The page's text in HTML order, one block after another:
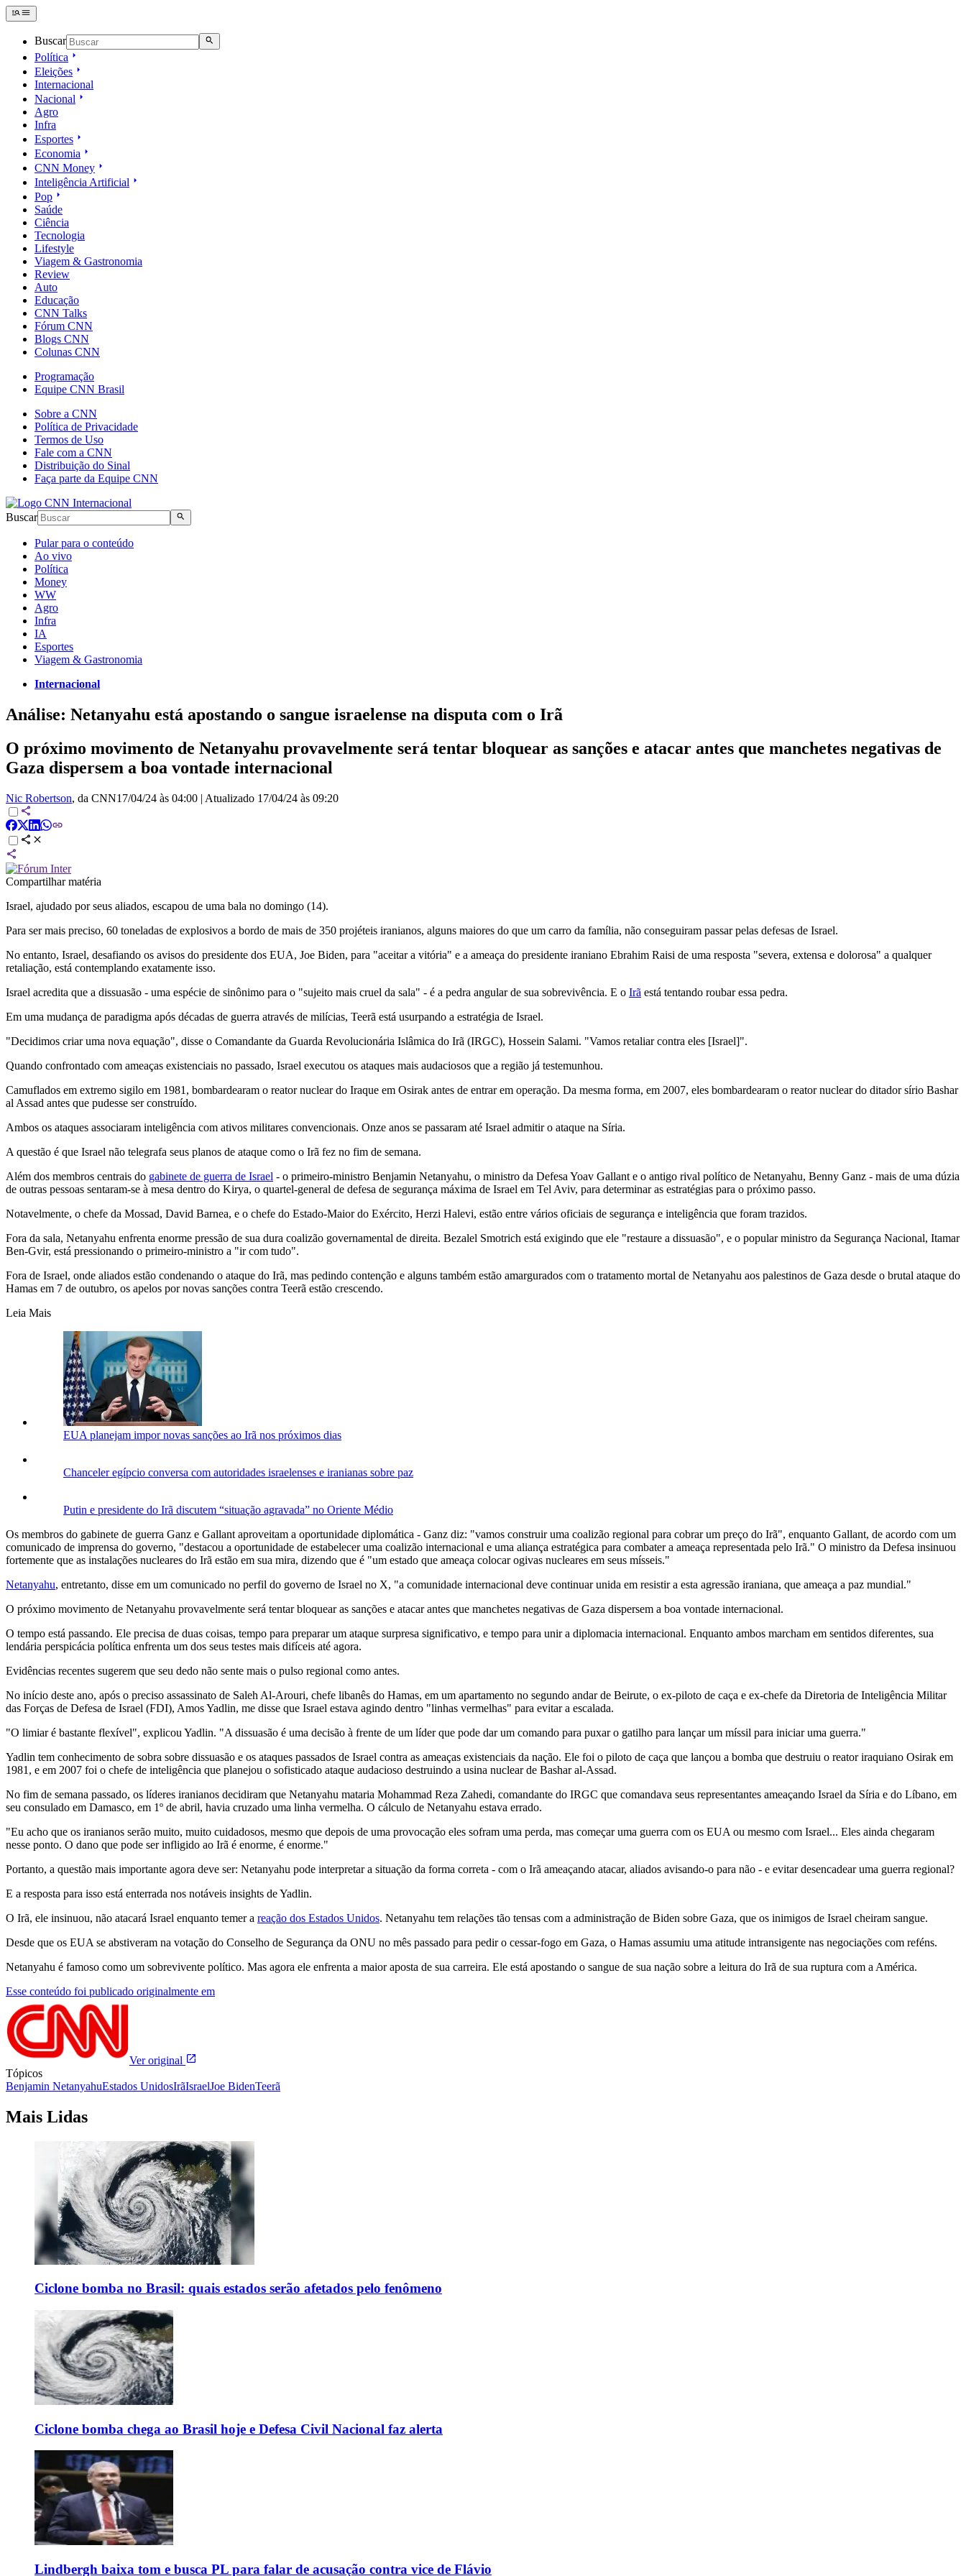
Buscar
Política
Eleições
Internacional
Nacional
Agro
Infra
Esportes
Economia
CNN Money
Inteligência Artificial
Pop
Saúde
Ciência
Tecnologia
Lifestyle
Viagem & Gastronomia
Review
Auto
Educação
CNN Talks
Fórum CNN
Blogs CNN
Colunas CNN
Programação
Equipe CNN Brasil
Sobre a CNN
Política de Privacidade
Termos de Uso
Fale com a CNN
Distribuição do Sinal
Faça parte da Equipe CNN
Buscar
Pular para o conteúdo
Ao vivo
Política
Money
WW
Agro
Infra
IA
Esportes
Viagem & Gastronomia
Internacional
Análise: Netanyahu está apostando o sangue israelense na disputa com o Irã
O próximo movimento de Netanyahu provavelmente será tentar bloquear as sanções e atacar antes que manchetes negativas de
Gaza dispersem a boa vontade internacional
Nic Robertson, da CNN17/04/24 às 04:00 | Atualizado 17/04/24 às 09:20
Compartilhar matéria
Israel, ajudado por seus aliados, escapou de uma bala no domingo (14).
Para ser mais preciso, 60 toneladas de explosivos a bordo de mais de 350 projéteis iranianos, alguns maiores do que um carro da família, não conseguiram passar pelas defesas de Israel.
No entanto, Israel, desafiando os avisos do presidente dos EUA, Joe Biden, para "aceitar a vitória" e a ameaça do presidente iraniano Ebrahim Raisi de uma resposta "severa, extensa e dolorosa" a qualquer
retaliação, está contemplando exatamente isso.
Israel acredita que a dissuasão - uma espécie de sinônimo para o "sujeito mais cruel da sala" - é a pedra angular de sua sobrevivência. E o Irã está tentando roubar essa pedra.
Em uma mudança de paradigma após décadas de guerra através de milícias, Teerã está usurpando a estratégia de Israel.
"Decidimos criar uma nova equação", disse o Comandante da Guarda Revolucionária Islâmica do Irã (IRGC), Hossein Salami. "Vamos retaliar contra eles [Israel]".
Quando confrontado com ameaças existenciais no passado, Israel executou os ataques mais audaciosos que a região já testemunhou.
Camuflados em extremo sigilo em 1981, bombardearam o reator nuclear do Iraque em Osirak antes de entrar em operação. Da mesma forma, em 2007, eles bombardearam o reator nuclear do ditador sírio Bashar
al Assad antes que pudesse ser construído.
Ambos os ataques associaram inteligência com ativos militares convencionais. Onze anos se passaram até Israel admitir o ataque na Síria.
A questão é que Israel não telegrafa seus planos de ataque como o Irã fez no fim de semana.
Além dos membros centrais do gabinete de guerra de Israel - o primeiro-ministro Benjamin Netanyahu, o ministro da Defesa Yoav Gallant e o antigo rival político de Netanyahu, Benny Ganz - mais de uma dúzia
de outras pessoas sentaram-se à mesa dentro do Kirya, o quartel-general de defesa de segurança máxima de Israel em Tel Aviv, para determinar as estratégias para o próximo passo.
Notavelmente, o chefe da Mossad, David Barnea, e o chefe do Estado-Maior do Exército, Herzi Halevi, estão entre vários oficiais de segurança e inteligência que foram trazidos.
Fora da sala, Netanyahu enfrenta enorme pressão de sua dura coalizão governamental de direita. Bezalel Smotrich está exigindo que ele "restaure a dissuasão", e o popular ministro da Segurança Nacional, Itamar
Ben-Gvir, está pressionando o primeiro-ministro a "ir com tudo".
Fora de Israel, onde aliados estão condenando o ataque do Irã, mas pedindo contenção e alguns também estão amargurados com o tratamento mortal de Netanyahu aos palestinos de Gaza desde o brutal ataque do
Hamas em 7 de outubro, os apelos por novas sanções contra Teerã estão crescendo.
Leia Mais
EUA planejam impor novas sanções ao Irã nos próximos dias
Chanceler egípcio conversa com autoridades israelenses e iranianas sobre paz
Putin e presidente do Irã discutem “situação agravada” no Oriente Médio
Os membros do gabinete de guerra Ganz e Gallant aproveitam a oportunidade diplomática - Ganz diz: "vamos construir uma coalizão regional para cobrar um preço do Irã", enquanto Gallant, de acordo com um
comunicado de imprensa do governo, "destacou a oportunidade de estabelecer uma coalizão internacional e uma aliança estratégica para combater a ameaça representada pelo Irã." O ministro da Defesa insinuou
fortemente que as instalações nucleares do Irã estão em sua mira, dizendo que é "um estado que ameaça colocar ogivas nucleares em seus mísseis."
Netanyahu, entretanto, disse em um comunicado no perfil do governo de Israel no X, "a comunidade internacional deve continuar unida em resistir a esta agressão iraniana, que ameaça a paz mundial."
O próximo movimento de Netanyahu provavelmente será tentar bloquear as sanções e atacar antes que manchetes negativas de Gaza dispersem a boa vontade internacional.
O tempo está passando. Ele precisa de duas coisas, tempo para preparar um ataque surpresa significativo, e tempo para unir a diplomacia internacional. Enquanto ambos marcham em sentidos diferentes, sua
lendária perspicácia política enfrenta um dos seus testes mais difíceis até agora.
Evidências recentes sugerem que seu dedo não sente mais o pulso regional como antes.
No início deste ano, após o preciso assassinato de Saleh Al-Arouri, chefe libanês do Hamas, em um apartamento no segundo andar de Beirute, o ex-piloto de caça e ex-chefe da Diretoria de Inteligência Militar
das Forças de Defesa de Israel (FDI), Amos Yadlin, me disse que Israel estava agindo dentro "linhas vermelhas" para evitar a escalada.
"O limiar é bastante flexível", explicou Yadlin. "A dissuasão é uma decisão à frente de um líder que pode dar um comando para puxar o gatilho para lançar um míssil para iniciar uma guerra."
Yadlin tem conhecimento de sobra sobre dissuasão e os ataques passados de Israel contra as ameaças existenciais da nação. Ele foi o piloto de caça que lançou a bomba que destruiu o reator iraquiano Osirak em
1981, e em 2007 foi o chefe de inteligência que planejou o sofisticado ataque audacioso destruindo a usina nuclear de Bashar al-Assad.
No fim de semana passado, os líderes iranianos decidiram que Netanyahu mataria Mohammad Reza Zahedi, comandante do IRGC que comandava seus representantes ameaçando Israel da Síria e do Líbano, em
seu consulado em Damasco, em 1º de abril, havia cruzado uma linha vermelha. O cálculo de Netanyahu estava errado.
"Eu acho que os iranianos serão muito, muito cuidadosos, mesmo que depois de uma provocação eles sofram uma perda, mas começar uma guerra com os EUA ou mesmo com Israel... Eles ainda chegaram
nesse ponto. O dano que pode ser infligido ao Irã é enorme, é enorme."
Portanto, a questão mais importante agora deve ser: Netanyahu pode interpretar a situação da forma correta - com o Irã ameaçando atacar, aliados avisando-o para não - e evitar desencadear uma guerra regional?
E a resposta para isso está enterrada nos notáveis insights de Yadlin.
O Irã, ele insinuou, não atacará Israel enquanto temer a reação dos Estados Unidos. Netanyahu tem relações tão tensas com a administração de Biden sobre Gaza, que os inimigos de Israel cheiram sangue.
Desde que os EUA se abstiveram na votação do Conselho de Segurança da ONU no mês passado para pedir o cessar-fogo em Gaza, o Hamas assumiu uma atitude intransigente nas negociações com reféns.
Netanyahu é famoso como um sobrevivente político. Mas agora ele enfrenta a maior aposta de sua carreira. Ele está apostando o sangue de sua nação sobre a leitura do Irã de sua ruptura com a América.
Esse conteúdo foi publicado originalmente em
Ver original
Tópicos
Benjamin NetanyahuEstados UnidosIrãIsraelJoe BidenTeerã
Mais Lidas
Ciclone bomba no Brasil: quais estados serão afetados pelo fenômeno
Ciclone bomba chega ao Brasil hoje e Defesa Civil Nacional faz alerta
Lindbergh baixa tom e busca PL para falar de acusação contra vice de Flávio